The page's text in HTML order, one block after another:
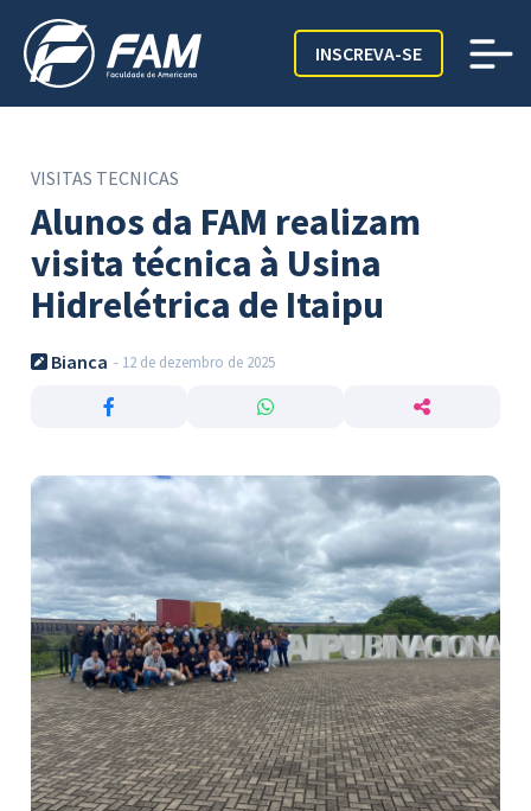
INSCREVA-SE
VISITAS TECNICAS
Alunos da FAM realizam
visita técnica à Usina
Hidrelétrica de Itaipu
Bianca - 12 de dezembro de 2025